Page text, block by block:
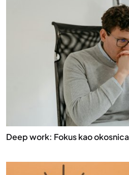
Deep work: Fokus kao